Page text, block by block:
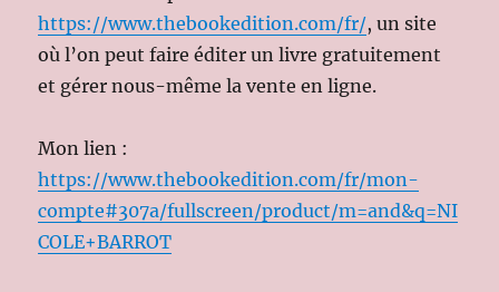
https://www.thebookedition.com/fr/, un site
où l’on peut faire éditer un livre gratuitement
et gérer nous-même la vente en ligne.
Mon lien :
https://www.thebookedition.com/fr/mon-
compte#307a/fullscreen/product/m=and&q=NI
COLE+BARROT